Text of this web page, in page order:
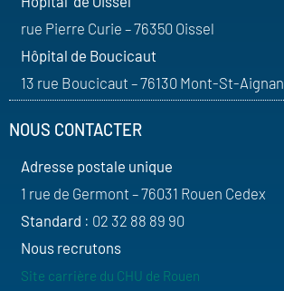
rue Pierre Curie – 76350 Oissel
Hôpital de Boucicaut
13 rue Boucicaut – 76130 Mont-St-Aignan
NOUS CONTACTER
Adresse postale unique
1 rue de Germont – 76031 Rouen Cedex
Standard : 02 32 88 89 90
Nous recrutons
Site carrière du CHU de Rouen